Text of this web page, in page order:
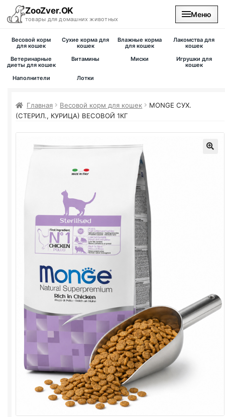
ZooZver.OK
товары для домашних животных
Меню
На главную
Весовой корм
для кошек
Сухие корма для
кошек
Влажные корма
для кошек
Лакомства для
кошек
Ветеринарные
диеты для кошек
Витамины Миски
Игрушки для
кошек
Наполнители
Лотки
Главная Весовой корм для кошек
MONGE СУХ.
(СТЕРИЛ., КУРИЦА) ВЕСОВОЙ 1КГ